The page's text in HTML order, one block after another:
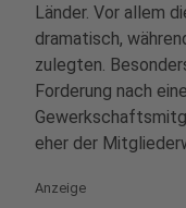
Länder. Vor allem
dramatisch,
zulegten.
Forderung nach
eher der
Anzeige